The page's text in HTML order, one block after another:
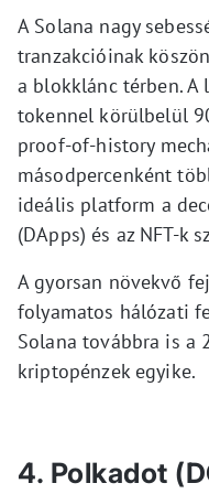
A Solana nagy
tranzakcióinak
a blokklánc térben. A
tokennel körülbelül
proof-of-history
másodpercenként
ideális platform a
(DApps) és az NFT-k
A gyorsan növekvő
folyamatos hálózati
Solana továbbra is
kriptopénzek egyike.
4. Polkadot